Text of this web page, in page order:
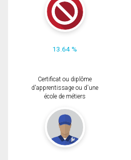
13.64 %
Certificat ou diplôme
d'apprentissage ou d'une
école de métiers